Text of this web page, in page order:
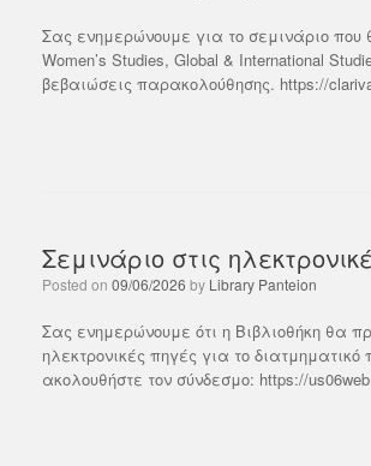
Σας ενημερώνουμε για το σεμινάριο που
Women’s Studies, Global & International
βεβαιώσεις παρακολούθησης. https://
Σεμινάριο στις
Posted on 09/06/2026 by Library Panteion
Σας ενημερώνουμε ότι η Βιβλιοθήκη θα
ηλεκτρονικές πηγές για το
ακολουθήστε τον σύνδεσμο: https://